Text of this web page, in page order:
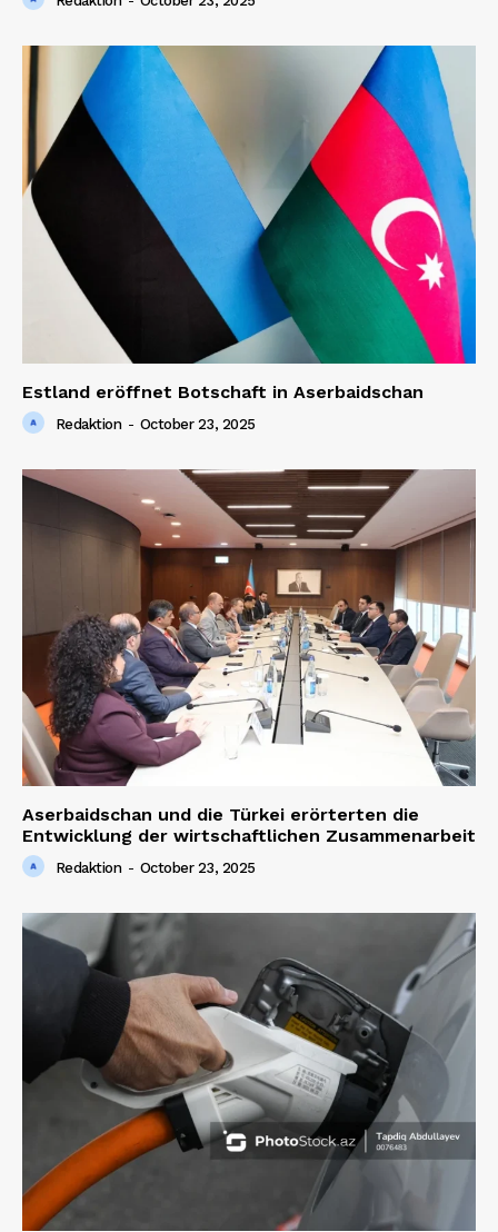
Estland eröffnet Botschaft in Aserbaidschan
Redaktion - October 23, 2025
Aserbaidschan und die Türkei erörterten die
Entwicklung der wirtschaftlichen Zusammenarbeit
Redaktion - October 23, 2025